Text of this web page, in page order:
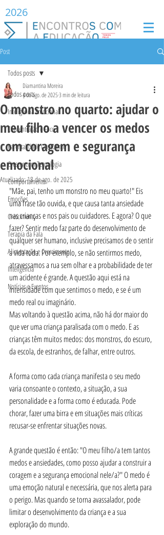
2026
Post
Todos posts
Inteligência Emocional
Concentração e Foco
Parentalidade Consciente
Crescer com Tecnologia
Comportamento
Emoções
Crescimento
Terapia da Fala
Alimentação e Crescimento
Inteligência
Notícias e Eventos
Todos posts
O monstro no quarto: ajudar o
meu filho a vencer os medos
com coragem e segurança
emocional
Diamantina Moreira
4 de ago. de 20253 min de leitura
Atualizado:18 de ago. de 2025
"Mãe, pai, tenho um monstro no meu quarto!" Eis
uma frase tão ouvida, e que causa tanta ansiedade
nas crianças e nos pais ou cuidadores. E agora? O que
fazer? Sentir medo faz parte do desenvolvimento de
qualquer ser humano, inclusive precisamos de o sentir
a vida toda. Por exemplo, se não sentirmos medo,
atravessamos a rua sem olhar e a probabilidade de ter
um acidente é grande. A questão aqui está na
intensidade com que sentimos o medo, e se é um
medo real ou imaginário.
Mas voltando à questão acima, não há dor maior do
que ver uma criança paralisada com o medo. E as
crianças têm muitos medos: dos monstros, do escuro,
da escola, de estranhos, de falhar, entre outros.
A forma como cada criança manifesta o seu medo
varia consoante o contexto, a situação, a sua
personalidade e a forma como é educada. Pode
chorar, fazer uma birra e em situações mais críticas
recusar-se enfrentar situações novas.
A grande questão é então: "O meu filho/a tem tantos
medos e ansiedades, como posso ajudar a construir a
coragem e a segurança emocional nele/a?" O medo é
uma emoção natural e necessária, que nos alerta para
o perigo. Mas quando se torna avassalador, pode
limitar o desenvolvimento da criança e a sua
exploração do mundo.